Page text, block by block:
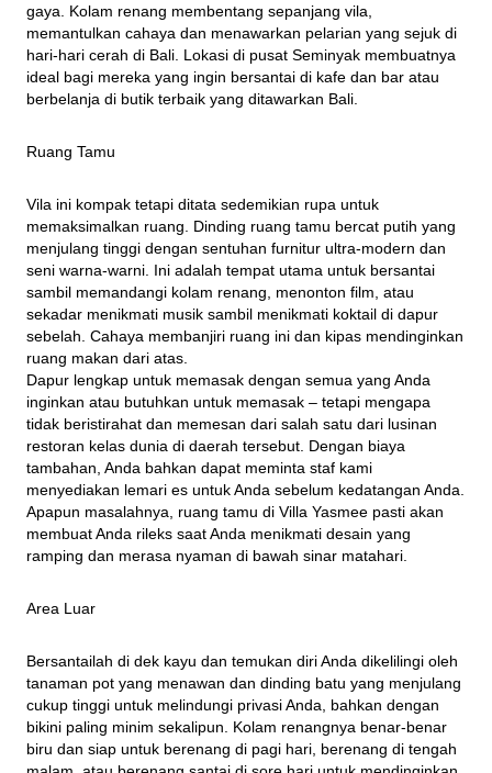
gaya. Kolam renang membentang sepanjang vila,
memantulkan cahaya dan menawarkan pelarian yang sejuk di
hari-hari cerah di Bali. Lokasi di pusat Seminyak membuatnya
ideal bagi mereka yang ingin bersantai di kafe dan bar atau
berbelanja di butik terbaik yang ditawarkan Bali.
Ruang Tamu
Vila ini kompak tetapi ditata sedemikian rupa untuk
memaksimalkan ruang. Dinding ruang tamu bercat putih yang
menjulang tinggi dengan sentuhan furnitur ultra-modern dan
seni warna-warni. Ini adalah tempat utama untuk bersantai
sambil memandangi kolam renang, menonton film, atau
sekadar menikmati musik sambil menikmati koktail di dapur
sebelah. Cahaya membanjiri ruang ini dan kipas mendinginkan
ruang makan dari atas.
Dapur lengkap untuk memasak dengan semua yang Anda
inginkan atau butuhkan untuk memasak – tetapi mengapa
tidak beristirahat dan memesan dari salah satu dari lusinan
restoran kelas dunia di daerah tersebut. Dengan biaya
tambahan, Anda bahkan dapat meminta staf kami
menyediakan lemari es untuk Anda sebelum kedatangan Anda.
Apapun masalahnya, ruang tamu di Villa Yasmee pasti akan
membuat Anda rileks saat Anda menikmati desain yang
ramping dan merasa nyaman di bawah sinar matahari.
Area Luar
Bersantailah di dek kayu dan temukan diri Anda dikelilingi oleh
tanaman pot yang menawan dan dinding batu yang menjulang
cukup tinggi untuk melindungi privasi Anda, bahkan dengan
bikini paling minim sekalipun. Kolam renangnya benar-benar
biru dan siap untuk berenang di pagi hari, berenang di tengah